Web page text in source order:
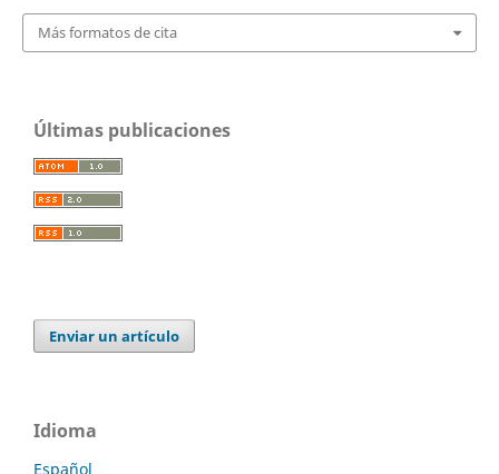
Más formatos de cita
Últimas publicaciones
Enviar un artículo
Idioma
Español